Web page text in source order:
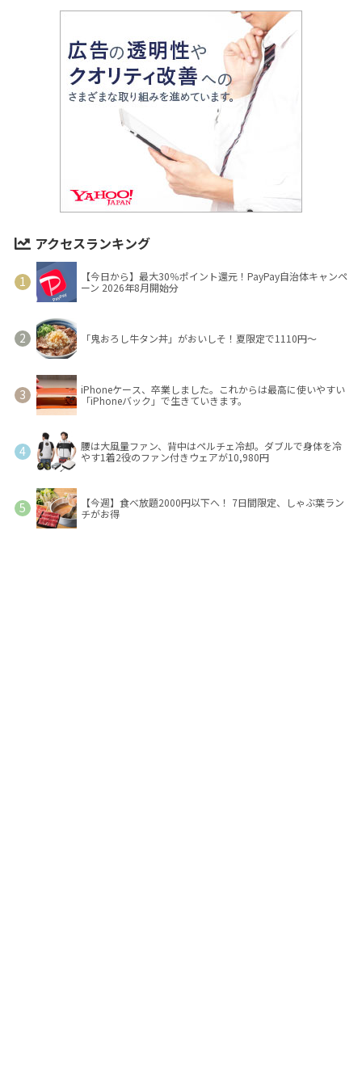
アクセスランキング
【今日から】最大30％ポイント還元！PayPay自治体キャンペ
ーン 2026年8月開始分
「鬼おろし牛タン丼」がおいしそ！夏限定で1110円～
iPhoneケース、卒業しました。これからは最高に使いやすい
「iPhoneバック」で生きていきます。
腰は大風量ファン、背中はペルチェ冷却。ダブルで身体を冷
やす1着2役のファン付きウェアが10,980円
【今週】食べ放題2000円以下へ！ 7日間限定、しゃぶ葉ラン
チがお得